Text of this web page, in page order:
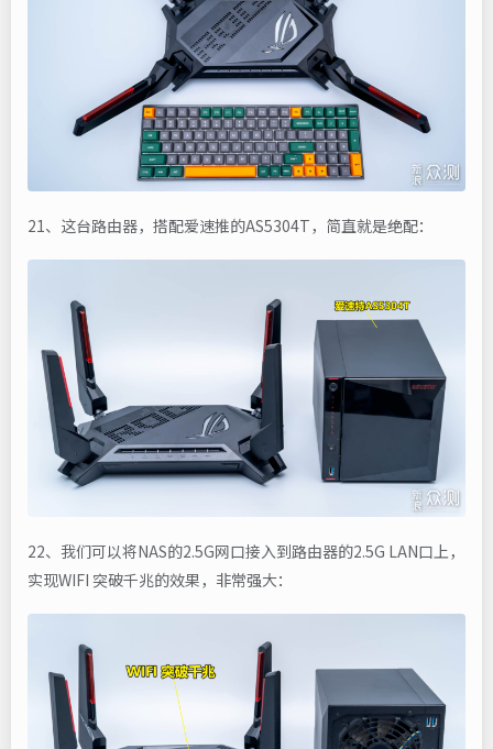
21、这台路由器，搭配爱速推的AS5304T，简直就是绝配：
22、我们可以将NAS的2.5G网口接入到路由器的2.5G LAN口上，
实现WIFI 突破千兆的效果，非常强大：